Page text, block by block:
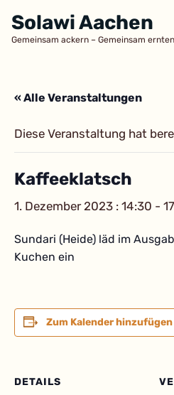
Inhalt
springen
Solawi Aachen
Gemeinsam ackern – Gemeinsam ernten
« Alle Veranstaltungen
Diese Veranstaltung hat
Kaffeeklatsch
1. Dezember 2023 : 14:30 -
Sundari (Heide) läd im
Kuchen ein
Zum Kalender hinzufügen
DETAILS